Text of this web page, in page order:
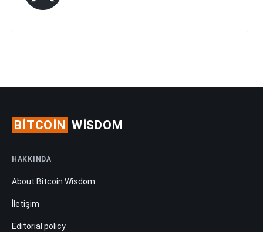
BITCOIN WISDOM
HAKKINDA
About Bitcoin Wisdom
İletişim
Editorial policy